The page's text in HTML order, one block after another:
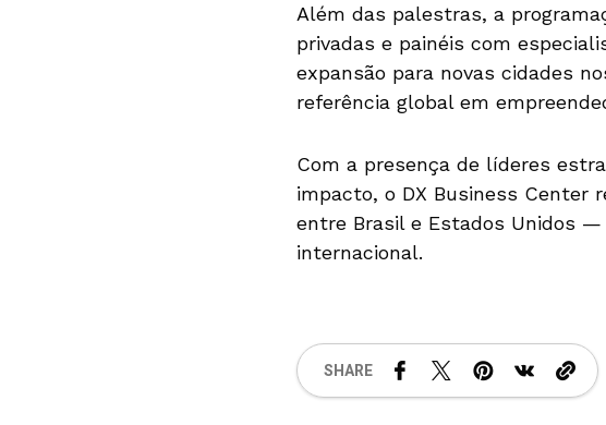
Além das palestras, a
privadas e painéis com
expansão para novas cidades
referência global em
Com a presença de líderes
impacto, o DX Business Center
entre Brasil e Estados Unidos
internacional.
SHARE